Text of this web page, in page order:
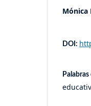
Mónica
DOI:
Palabras